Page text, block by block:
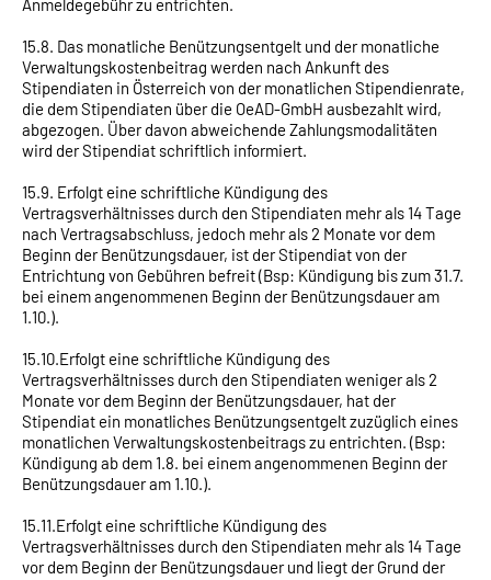
Anmeldegebühr zu entrichten.
15.8. Das monatliche Benützungsentgelt und der monatliche
Verwaltungskostenbeitrag werden nach Ankunft des
Stipendiaten in Österreich von der monatlichen Stipendienrate,
die dem Stipendiaten über die OeAD-GmbH ausbezahlt wird,
abgezogen. Über davon abweichende Zahlungsmodalitäten
wird der Stipendiat schriftlich informiert.
15.9. Erfolgt eine schriftliche Kündigung des
Vertragsverhältnisses durch den Stipendiaten mehr als 14 Tage
nach Vertragsabschluss, jedoch mehr als 2 Monate vor dem
Beginn der Benützungsdauer, ist der Stipendiat von der
Entrichtung von Gebühren befreit (Bsp: Kündigung bis zum 31.7.
bei einem angenommenen Beginn der Benützungsdauer am
1.10.).
15.10.Erfolgt eine schriftliche Kündigung des
Vertragsverhältnisses durch den Stipendiaten weniger als 2
Monate vor dem Beginn der Benützungsdauer, hat der
Stipendiat ein monatliches Benützungsentgelt zuzüglich eines
monatlichen Verwaltungskostenbeitrags zu entrichten. (Bsp:
Kündigung ab dem 1.8. bei einem angenommenen Beginn der
Benützungsdauer am 1.10.).
15.11.Erfolgt eine schriftliche Kündigung des
Vertragsverhältnisses durch den Stipendiaten mehr als 14 Tage
vor dem Beginn der Benützungsdauer und liegt der Grund der